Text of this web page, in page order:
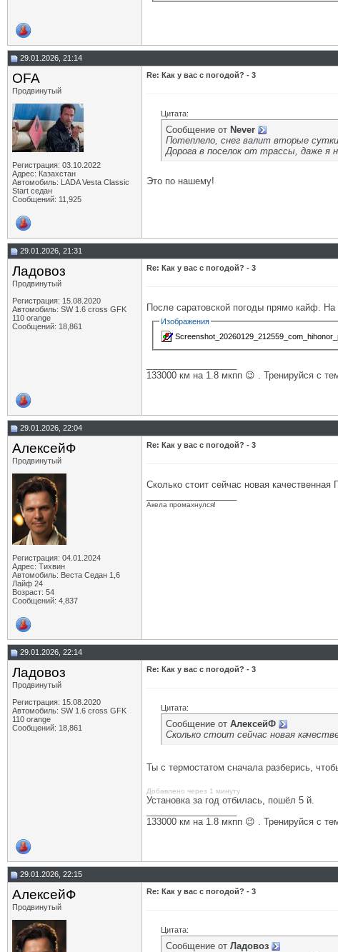
29.01.2026, 21:14
OFA
Продвинутый
Регистрация: 03.10.2022
Адрес: Казахстан
Автомобиль: LADA Vesta Classic
Start седан
Сообщений: 11,925
Re: Как у вас с погодой? - 3
Цитата:
Сообщение от Never
Потеплело, снег валит вторые
Дорога в поселок от трассы, даже я
Это по нашему!
29.01.2026, 21:31
Ладовоз
Продвинутый
Регистрация: 15.08.2020
Автомобиль: SW 1.6 cross GFK
110 orange
Сообщений: 18,861
Re: Как у вас с погодой? - 3
После саратовской погоды прямо кайф.
Изображения
133000 км на 1.8 мкпп 😉 . Тренируйся с
29.01.2026, 22:04
АлексейФ
Продвинутый
Регистрация: 04.01.2024
Адрес: Тихвин
Автомобиль: Веста Седан 1,6
Лайф 24
Возраст: 54
Сообщений: 4,837
Re: Как у вас с погодой? - 3
Сколько стоит сейчас новая
Акела промахнулся!
29.01.2026, 22:14
Ладовоз
Продвинутый
Регистрация: 15.08.2020
Автомобиль: SW 1.6 cross GFK
110 orange
Сообщений: 18,861
Re: Как у вас с погодой? - 3
Цитата:
Сообщение от АлексейФ
Сколько стоит сейчас новая
Ты с термостатом сначала разберись,
Добавлено через 1 минуту
Установка за год отбилась, пошёл 5 й.
133000 км на 1.8 мкпп 😉 . Тренируйся с
29.01.2026, 22:15
АлексейФ
Продвинутый
Re: Как у вас с погодой? - 3
Цитата:
Сообщение от Ладовоз